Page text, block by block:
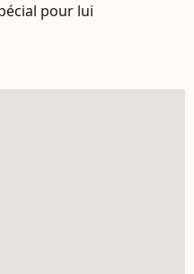
pour lui